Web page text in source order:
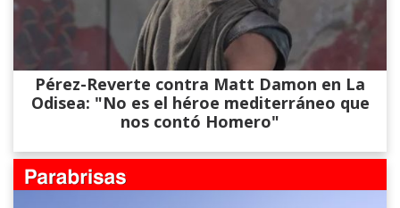
Pérez-Reverte contra Matt Damon en La
Odisea: "No es el héroe mediterráneo que
nos contó Homero"